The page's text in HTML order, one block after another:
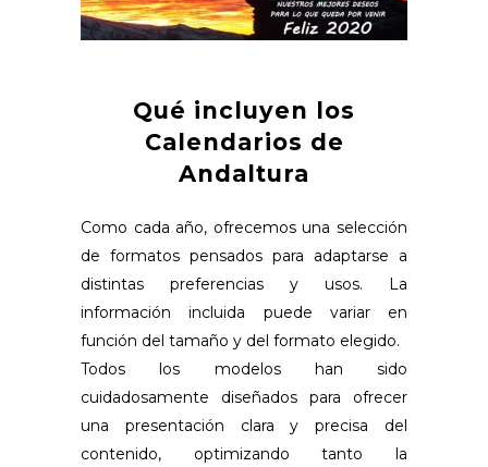
Qué incluyen los
Calendarios de
Andaltura
Como cada año, ofrecemos una selección
de formatos pensados para adaptarse a
distintas preferencias y usos. La
información incluida puede variar en
función del tamaño y del formato elegido.
Todos los modelos han sido
cuidadosamente diseñados para ofrecer
una presentación clara y precisa del
contenido, optimizando tanto la